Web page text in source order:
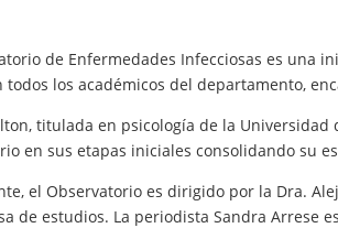
de Enfermedades Infecciosas es una
todos los académicos del departamento,
titulada en psicología de la
en sus etapas iniciales consolidando su
el Observatorio es dirigido por la Dra.
de estudios. La periodista Sandra Arrese